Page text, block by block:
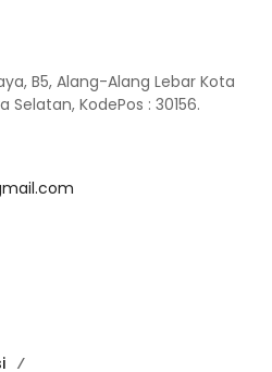
B5, Alang-Alang Lebar Kota
KodePos : 30156.